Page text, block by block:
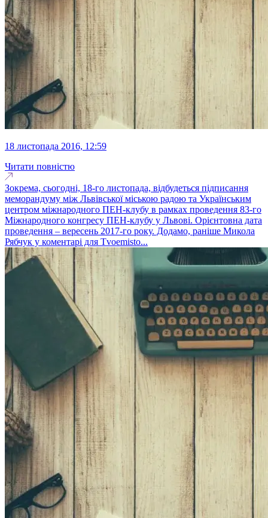
18 листопада 2016, 12:59
Читати повністю
Зокрема, сьогодні, 18-го листопада, відбудеться підписання
меморандуму між Львівської міською радою та Українським
центром міжнародного ПЕН-клубу в рамках проведення 83-го
Міжнародного конгресу ПЕН-клубу у Львові. Орієнтовна дата
проведення – вересень 2017-го року. Додамо, раніше Микола
Рябчук у коментарі для Tvoemisto...